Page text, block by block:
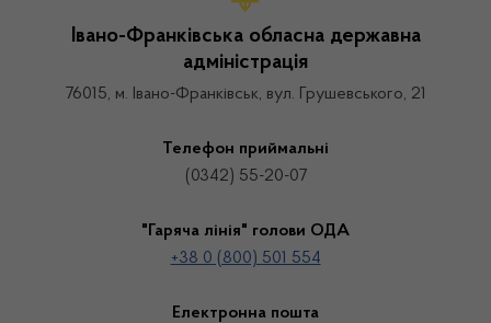
Івано-Франківська обласна державна
адміністрація
76015, м. Івано-Франківськ, вул. Грушевського, 21
Телефон приймальні
(0342) 55-20-07
"Гаряча лінія" голови ОДА
+38 0 (800) 501 554
Електронна пошта